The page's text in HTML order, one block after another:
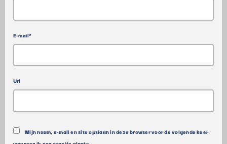
E-mail*
Url
Mijn naam, e-mail en site opslaan in deze browser voor de volgende keer